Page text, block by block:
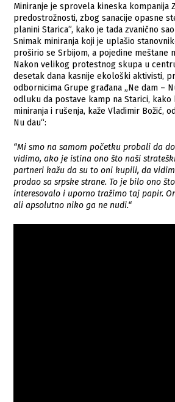
Miniranje je sprovela kineska kompanija
predostrožnosti, zbog sanacije opasne
planini Starica”, kako je tada zvanično
Snimak miniranja koji je uplašio
proširio se Srbijom, a pojedine meštane
Nakon velikog protestnog skupa u
desetak dana kasnije ekološki aktivisti,
odbornicima Grupe građana „Ne dam –
odluku da postave kamp na Starici, kako
miniranja i rušenja, kaže Vladimir Božić,
Nu dau“:
“Mi smo na samom početku probali da
vidimo, ako je istina ono što naši
partneri kažu da su to oni kupili, da
prodao sa srpske strane. To je bilo ono
interesovalo i uporno tražimo taj papir.
ali apsolutno niko ga ne nudi.“